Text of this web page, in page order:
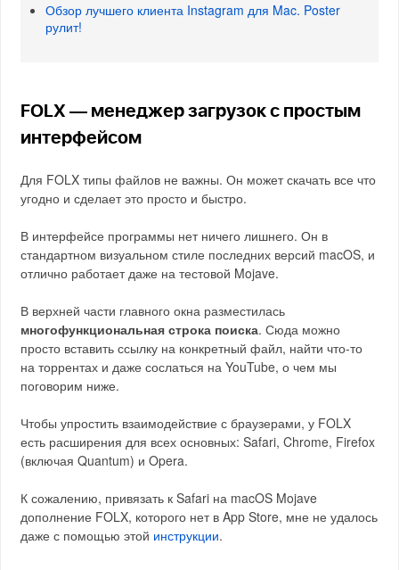
Обзор лучшего клиента Instagram для Mac. Poster
рулит!
FOLX — менеджер загрузок с простым
интерфейсом
Для FOLX типы файлов не важны. Он может скачать все что
угодно и сделает это просто и быстро.
В интерфейсе программы нет ничего лишнего. Он в
стандартном визуальном стиле последних версий macOS, и
отлично работает даже на тестовой Mojave.
В верхней части главного окна разместилась
многофункциональная строка поиска. Сюда можно
просто вставить ссылку на конкретный файл, найти что-то
на торрентах и даже сослаться на YouTube, о чем мы
поговорим ниже.
Чтобы упростить взаимодействие с браузерами, у FOLX
есть расширения для всех основных: Safari, Chrome, Firefox
(включая Quantum) и Opera.
К сожалению, привязать к Safari на macOS Mojave
дополнение FOLX, которого нет в App Store, мне не удалось
даже с помощью этой инструкции.